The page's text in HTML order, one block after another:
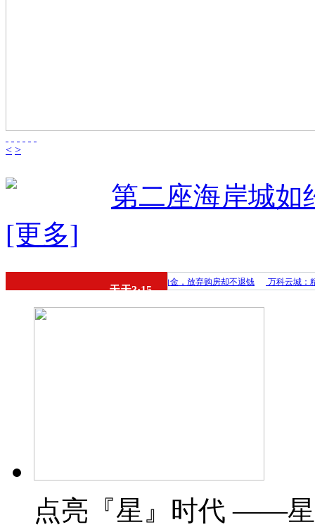
< >
第二座海岸城如
[更多]
天天3·15
大族云峰：交了意向金，放弃购房却不退钱 万科云城：精装房裂
点亮『星』时代 ——